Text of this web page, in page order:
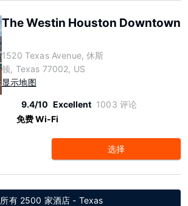
The Westin Houston Downtown
1520 Texas Avenue, 休斯
顿, Texas 77002, US
显示地图
9.4/10 Excellent 1003 评论
免费 Wi-Fi
选择
所有 2500 家酒店 - Texas